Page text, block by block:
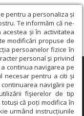
pentru a personaliza și
Te informăm că ne-
și în activitatea
modificări propuse de
persoanelor fizice în
personal și privind
continua navigarea pe
necesar pentru a citi și
navigării pe
fişierelor de tip
că poți modifica în
urmând instrucțiunile
×